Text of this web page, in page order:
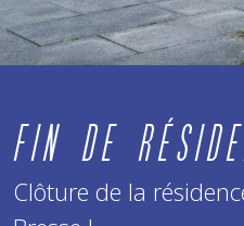
FIN DE
Clôture de la